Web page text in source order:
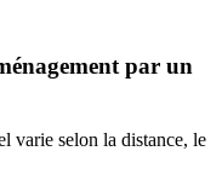
par un
varie selon la distance, le